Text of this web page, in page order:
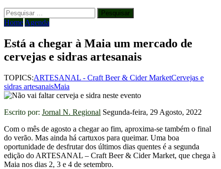
Pesquisar
por:
Home Agenda
Está a chegar à Maia um mercado de
cervejas e sidras artesanais
TOPICS:ARTESANAL - Craft Beer & Cider MarketCervejas e
sidras artesanaisMaia
Escrito por: Jornal N. Regional Segunda-feira, 29 Agosto, 2022
Com o mês de agosto a chegar ao fim, aproxima-se também o final
do verão. Mas ainda há cartuxos para queimar. Uma boa
oportunidade de desfrutar dos últimos dias quentes é a segunda
edição do ARTESANAL – Craft Beer & Cider Market, que chega à
Maia nos dias 2, 3 e 4 de setembro.